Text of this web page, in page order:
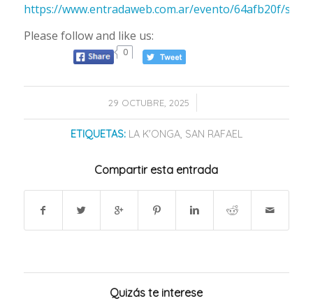
https://www.entradaweb.com.ar/evento/64afb20f/
Please follow and like us:
0
29 OCTUBRE, 2025
/
ETIQUETAS: LA K'ONGA, SAN RAFAEL
Compartir esta entrada
Quizás te interese